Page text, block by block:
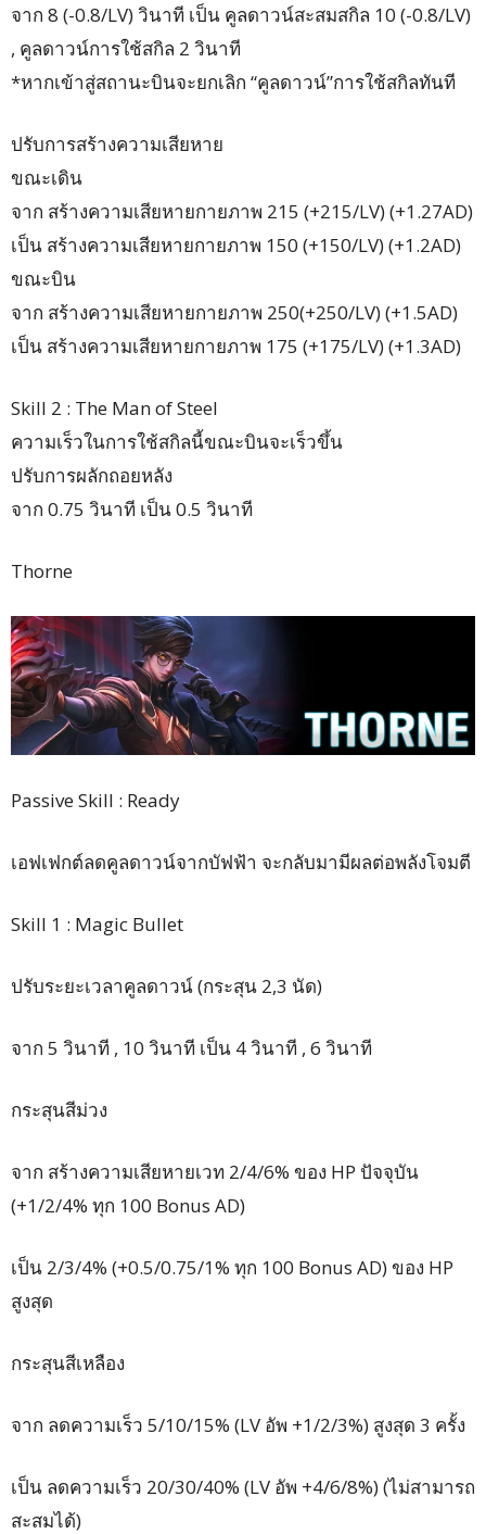
จาก 8 (-0.8/LV) วินาที เป็น คูลดาวน์สะสมสกิล 10 (-0.8/LV)
, คูลดาวน์การใช้สกิล 2 วินาที
*หากเข้าสู่สถานะบินจะยกเลิก “คูลดาวน์”การใช้สกิลทันที
ปรับการสร้างความเสียหาย
ขณะเดิน
จาก สร้างความเสียหายกายภาพ 215 (+215/LV) (+1.27AD)
เป็น สร้างความเสียหายกายภาพ 150 (+150/LV) (+1.2AD)
ขณะบิน
จาก สร้างความเสียหายกายภาพ 250(+250/LV) (+1.5AD)
เป็น สร้างความเสียหายกายภาพ 175 (+175/LV) (+1.3AD)
Skill 2 : The Man of Steel
ความเร็วในการใช้สกิลนี้ขณะบินจะเร็วขึ้น
ปรับการผลักถอยหลัง
จาก 0.75 วินาที เป็น 0.5 วินาที
Thorne
Passive Skill : Ready
เอฟเฟกต์ลดคูลดาวน์จากบัฟฟ้า จะกลับมามีผลต่อพลังโจมตี
Skill 1 : Magic Bullet
ปรับระยะเวลาคูลดาวน์ (กระสุน 2,3 นัด)
จาก 5 วินาที , 10 วินาที เป็น 4 วินาที , 6 วินาที
กระสุนสีม่วง
จาก สร้างความเสียหายเวท 2/4/6% ของ HP ปัจจุบัน
(+1/2/4% ทุก 100 Bonus AD)
เป็น 2/3/4% (+0.5/0.75/1% ทุก 100 Bonus AD) ของ HP
สูงสุด
กระสุนสีเหลือง
จาก ลดความเร็ว 5/10/15% (LV อัพ +1/2/3%) สูงสุด 3 ครั้ง
เป็น ลดความเร็ว 20/30/40% (LV อัพ +4/6/8%) (ไม่สามารถ
สะสมได้)